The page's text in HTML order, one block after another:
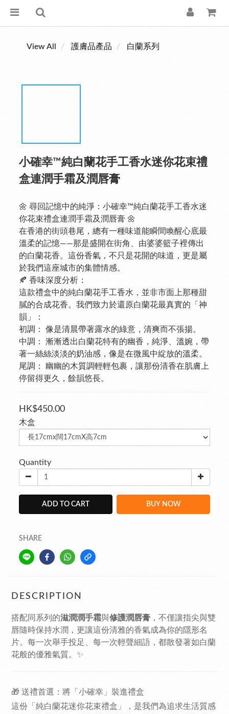
View All 護膚品產品 白蘭系列
小確幸™純白蘭花手工香水迷你花束禮
盒連潤手霜及潤唇膏
🌼 尋回記憶中的純淨：小確幸™純白蘭花手工香水迷
你花束禮盒連潤手霜及潤唇膏 🌼
在香港的街頭巷尾，總有一種味道能瞬間喚醒心底最
溫柔的記憶——那是盛開在街角、由婆婆籃子裡傳出
的白蘭花香。這份香氣，不只是花開的味道，更是屬
於我們這座城市的集體情感。
🍂 香味深度分析：
這款禮盒中的純白蘭花手工香水，並非市面上那種甜
膩的合成花香。我們致力於還原白蘭花最真實的「神
韻」：
初調： 像是清晨帶著露水的綠意，清爽而不張揚。
中調： 漸漸透出白蘭花特有的幽香，純淨、溫婉，帶
著一絲絲淡淡的奶油感，像是在微風中綻放的溫柔。
尾調： 幽幽的木質調輕輕包裹，讓那份清香在肌膚上
停留得更久，餘韻悠長。
HK$450.00
木盒
Quantity
ADD TO CART BUY NOW
SHARE
DESCRIPTION
搭配同系列的滋潤潤手霜與修護潤唇膏 ，不僅讓指尖與雙
唇隨時保持水潤，更讓這份清雅的香氣成為你的隱形名
片。每一次舉手投足、每一次輕聲細語，都散發著如白蘭
花般的優雅氣質。✨
🎁 送禮首選：將「小確幸」裝進禮盒
這份「純白蘭花迷你花束禮盒」，是我們為追求生活質感